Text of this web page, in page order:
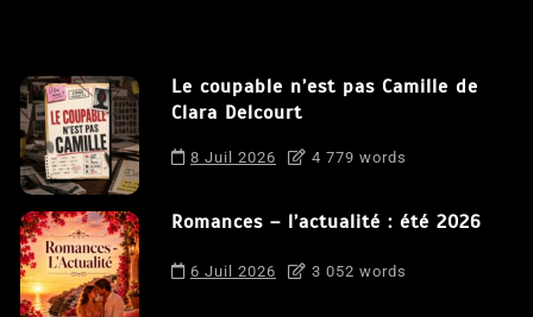
Le coupable n’est pas Camille de
Clara Delcourt
8 Juil 2026 4 779 words
Romances – l’actualité : été 2026
6 Juil 2026 3 052 words